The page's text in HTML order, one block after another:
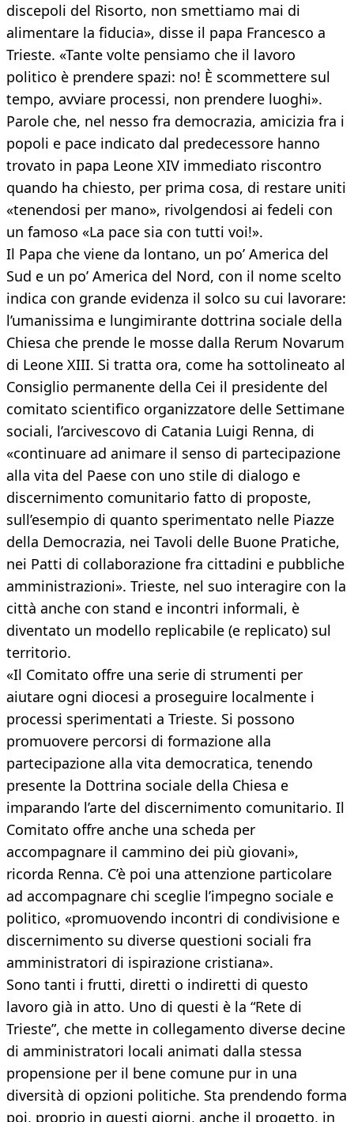
discepoli del Risorto, non smettiamo mai di
alimentare la fiducia», disse il papa Francesco a
Trieste. «Tante volte pensiamo che il lavoro
politico è prendere spazi: no! È scommettere sul
tempo, avviare processi, non prendere luoghi».
Parole che, nel nesso fra democrazia, amicizia fra i
popoli e pace indicato dal predecessore hanno
trovato in papa Leone XIV immediato riscontro
quando ha chiesto, per prima cosa, di restare uniti
«tenendosi per mano», rivolgendosi ai fedeli con
un famoso «La pace sia con tutti voi!».
Il Papa che viene da lontano, un po’ America del
Sud e un po’ America del Nord, con il nome scelto
indica con grande evidenza il solco su cui lavorare:
l’umanissima e lungimirante dottrina sociale della
Chiesa che prende le mosse dalla Rerum Novarum
di Leone XIII. Si tratta ora, come ha sottolineato al
Consiglio permanente della Cei il presidente del
comitato scientifico organizzatore delle Settimane
sociali, l’arcivescovo di Catania Luigi Renna, di
«continuare ad animare il senso di partecipazione
alla vita del Paese con uno stile di dialogo e
discernimento comunitario fatto di proposte,
sull’esempio di quanto sperimentato nelle Piazze
della Democrazia, nei Tavoli delle Buone Pratiche,
nei Patti di collaborazione fra cittadini e pubbliche
amministrazioni». Trieste, nel suo interagire con la
città anche con stand e incontri informali, è
diventato un modello replicabile (e replicato) sul
territorio.
«Il Comitato offre una serie di strumenti per
aiutare ogni diocesi a proseguire localmente i
processi sperimentati a Trieste. Si possono
promuovere percorsi di formazione alla
partecipazione alla vita democratica, tenendo
presente la Dottrina sociale della Chiesa e
imparando l’arte del discernimento comunitario. Il
Comitato offre anche una scheda per
accompagnare il cammino dei più giovani»,
ricorda Renna. C’è poi una attenzione particolare
ad accompagnare chi sceglie l’impegno sociale e
politico, «promuovendo incontri di condivisione e
discernimento su diverse questioni sociali fra
amministratori di ispirazione cristiana».
Sono tanti i frutti, diretti o indiretti di questo
lavoro già in atto. Uno di questi è la “Rete di
Trieste”, che mette in collegamento diverse decine
di amministratori locali animati dalla stessa
propensione per il bene comune pur in una
diversità di opzioni politiche. Sta prendendo forma
poi, proprio in questi giorni, anche il progetto, in